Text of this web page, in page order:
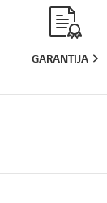
GARANTIJA